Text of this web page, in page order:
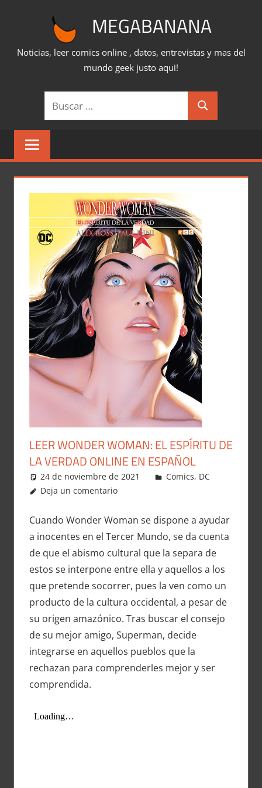
MEGABANANA
Noticias, leer comics online , datos, entrevistas y mas del
mundo geek justo aqui!
Buscar:
Buscar
LEER WONDER WOMAN: EL ESPÍRITU DE
LA VERDAD ONLINE EN ESPAÑOL
24 de noviembre de 2021 Carlitox Banana
Comics, DC
Deja un comentario
Cuando Wonder Woman se dispone a ayudar
a inocentes en el Tercer Mundo, se da cuenta
de que el abismo cultural que la separa de
estos se interpone entre ella y aquellos a los
que pretende socorrer, pues la ven como un
producto de la cultura occidental, a pesar de
su origen amazónico. Tras buscar el consejo
de su mejor amigo, Superman, decide
integrarse en aquellos pueblos que la
rechazan para comprenderles mejor y ser
comprendida.